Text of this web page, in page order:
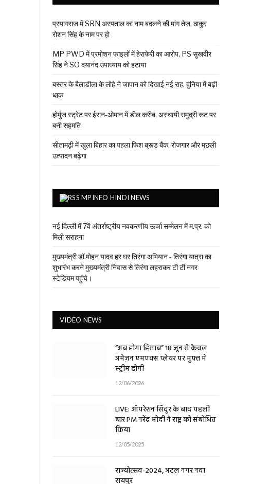
प्रयागराज में SRN अस्पताल का नाम बदलने की मांग तेज, ठाकुर
रोशन सिंह के नाम पर हो
MP PWD में प्रमोशन फाइलों में हेराफेरी का आरोप, PS सुखवीर
सिंह ने SO दयानंद उपाध्याय को हटाया
बस्तर के बैलाडीला के लोहे ने जापान को दिखाई नई राह, दुनिया में बढ़ी
धाक
होर्मुज स्ट्रेट पर ईरान-ओमान में डील करीब, अस्थायी समुद्री रूट पर
बनी सहमति
सीतामढ़ी में खुला बिहार का पहला फिश ब्रूड बैंक, रोजगार और मछली
उत्पादन बढ़ेगा
MPINFO HINDI NEWS
नई दिल्ली में 7वें अंतर्राष्ट्रीय नवकरणीय ऊर्जा सम्मेलन में म.प्र. को
मिली सराहना
मुख्यमंत्री डॉ.मोहन यादव हर घर तिरंगा अभियान - तिरंगा यात्रा का
शुभारंभ करने मुख्यमंत्री निवास से तिरंगा लहराकर टी टी नगर
स्टेडियम पहुँचे।
VIDEO NEWS
“अब होगा हिसाब” 18 जून से केवल
अमेज़न एमएक्स प्लेयर पर मुफ्त में
स्ट्रीम होगी
12/06/2026
LIVE: ऑपरेशन सिंदूर के बाद पहली
बार PM नरेंद्र मोदी ने राष्ट्र को संबोधित
किया
12/05/2025
राज्योत्सव-2024, अटल नगर नवा
रायपुर